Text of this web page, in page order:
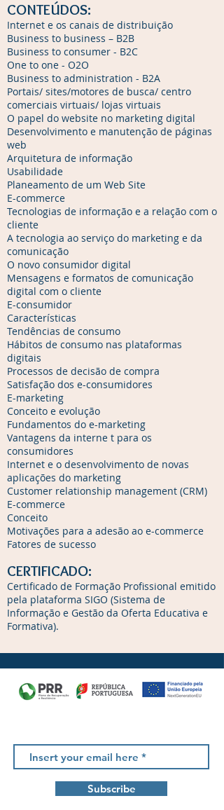
CONTEÚDOS:
Internet e os canais de distribuição
Business to business – B2B
Business to consumer - B2C
One to one - O2O
Business to administration - B2A
Portais/ sites/motores de busca/ centro
comerciais virtuais/ lojas virtuais
O papel do website no marketing digital
Desenvolvimento e manutenção de páginas
web
Arquitetura de informação
Usabilidade
Planeamento de um Web Site
E-commerce
Tecnologias de informação e a relação com o
cliente
A tecnologia ao serviço do marketing e da
comunicação
O novo consumidor digital
Mensagens e formatos de comunicação
digital com o cliente
E-consumidor
Características
Tendências de consumo
Hábitos de consumo nas plataformas
digitais
Processos de decisão de compra
Satisfação dos e-consumidores
E-marketing
Conceito e evolução
Fundamentos do e-marketing
Vantagens da interne t para os
consumidores
Internet e o desenvolvimento de novas
aplicações do marketing
Customer relationship management (CRM)
E-commerce
Conceito
Motivações para a adesão ao e-commerce
Fatores de sucesso
CERTIFICADO:
Certificado de Formação Profissional emitido
pela plataforma SIGO (Sistema de
Informação e Gestão da Oferta Educativa e
Formativa).
Subscribe